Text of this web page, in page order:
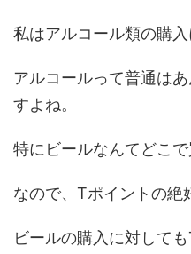
私はアルコール類の購入
アルコールって普通は
すよね。
特にビールなんてどこ
なので、Tポイントの絶
ビールの購入に対して